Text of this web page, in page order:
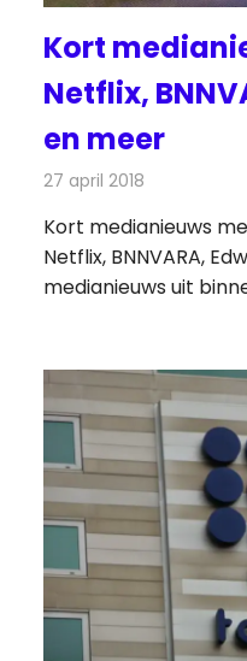
Kort
Netflix,
en meer
27 april 2018
Kort medianieuws
Netflix, BNNVARA,
medianieuws uit